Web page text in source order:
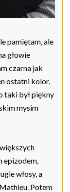
pamiętam, ale
głowie
czarna jak
ostatni kolor,
taki był piękny
mysim
epizodem,
włosy, a
Potem